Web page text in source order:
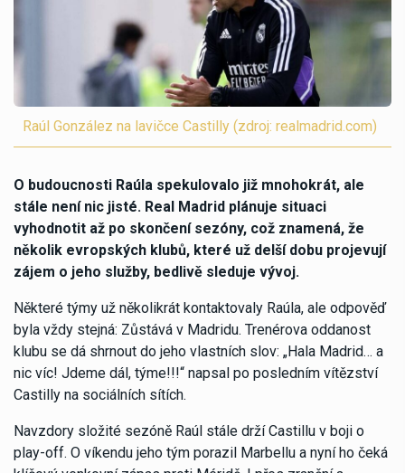
Raúl González na lavičce Castilly (zdroj: realmadrid.com)
O budoucnosti Raúla spekulovalo již mnohokrát, ale
stále není nic jisté. Real Madrid plánuje situaci
vyhodnotit až po skončení sezóny, což znamená, že
několik evropských klubů, které už delší dobu projevují
zájem o jeho služby, bedlivě sleduje vývoj.
Některé týmy už několikrát kontaktovaly Raúla, ale odpověď
byla vždy stejná: Zůstává v Madridu. Trenérova oddanost
klubu se dá shrnout do jeho vlastních slov: „Hala Madrid… a
nic víc! Jdeme dál, týme!!!“ napsal po posledním vítězství
Castilly na sociálních sítích.
Navzdory složité sezóně Raúl stále drží Castillu v boji o
play-off. O víkendu jeho tým porazil Marbellu a nyní ho čeká